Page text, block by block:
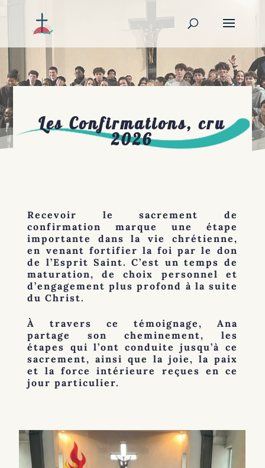
Les Confirmations, cru
2026
Recevoir le sacrement de
confirmation marque une étape
importante dans la vie chrétienne,
en venant fortifier la foi par le don
de l’Esprit Saint. C’est un temps de
maturation, de choix personnel et
d’engagement plus profond à la suite
du Christ.
À travers ce témoignage, Ana
partage son cheminement, les
étapes qui l’ont conduite jusqu’à ce
sacrement, ainsi que la joie, la paix
et la force intérieure reçues en ce
jour particulier.